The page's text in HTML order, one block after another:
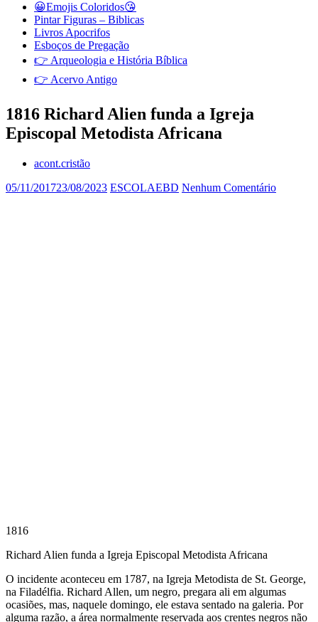
😀Emojis Coloridos😘
Pintar Figuras – Biblicas
Livros Apocrifos
Esboços de Pregação
👉 Arqueologia e História Bíblica
👉 Acervo Antigo
1816 Richard Alien funda a Igreja
Episcopal Metodista Africana
acont.cristão
05/11/201723/08/2023 ESCOLAEBD Nenhum Comentário
1816
Richard Alien funda a Igreja Episcopal Metodista Africana
O incidente aconteceu em 1787, na Igreja Metodista de St. George,
na Filadélfia. Richard Allen, um negro, pregara ali em algumas
ocasiões, mas, naquele domingo, ele estava sentado na galeria. Por
alguma razão, a área normalmente reservada aos crentes negros não